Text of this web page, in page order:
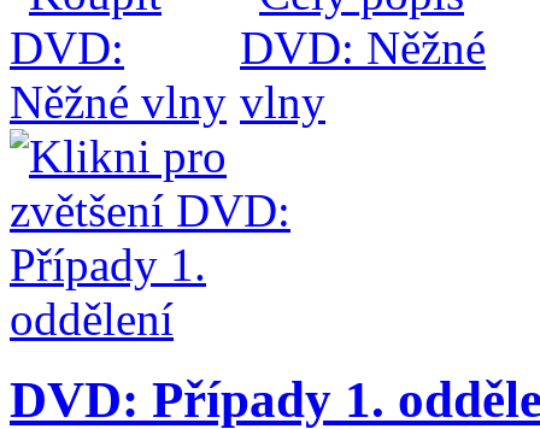
DVD: Případy 1.